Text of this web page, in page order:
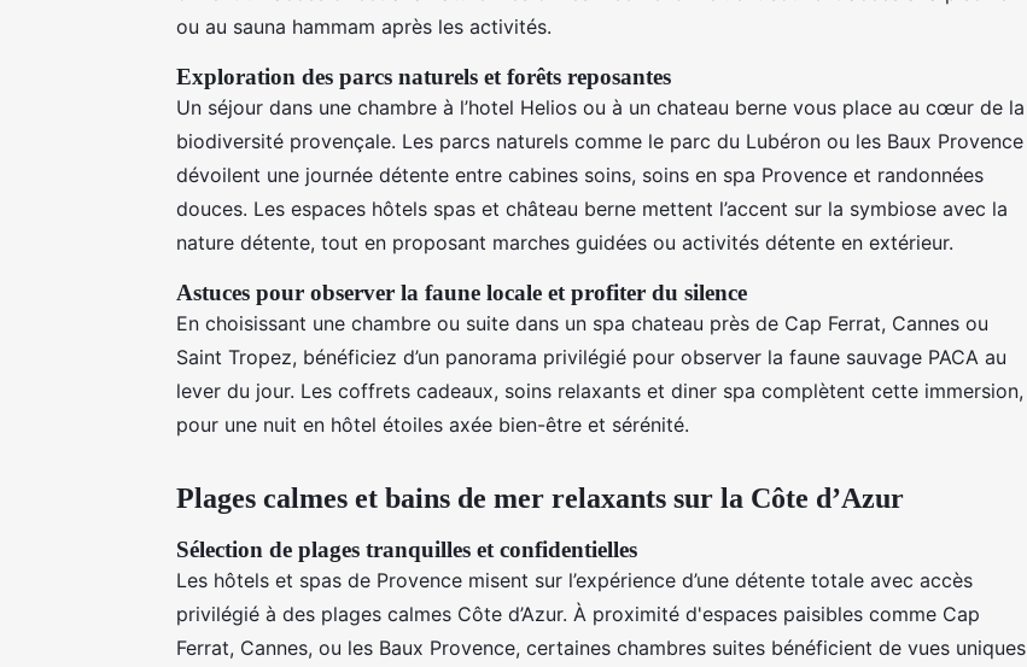
ou au sauna hammam après les activités.
Exploration des parcs naturels et forêts reposantes
Un séjour dans une chambre à l’hotel Helios ou à un chateau berne vous place au cœur de la
biodiversité provençale. Les parcs naturels comme le parc du Lubéron ou les Baux Provence
dévoilent une journée détente entre cabines soins, soins en spa Provence et randonnées
douces. Les espaces hôtels spas et château berne mettent l’accent sur la symbiose avec la
nature détente, tout en proposant marches guidées ou activités détente en extérieur.
Astuces pour observer la faune locale et profiter du silence
En choisissant une chambre ou suite dans un spa chateau près de Cap Ferrat, Cannes ou
Saint Tropez, bénéficiez d’un panorama privilégié pour observer la faune sauvage PACA au
lever du jour. Les coffrets cadeaux, soins relaxants et diner spa complètent cette immersion,
pour une nuit en hôtel étoiles axée bien-être et sérénité.
Plages calmes et bains de mer relaxants sur la Côte d’Azur
Sélection de plages tranquilles et confidentielles
Les hôtels et spas de Provence misent sur l’expérience d’une détente totale avec accès
privilégié à des plages calmes Côte d’Azur. À proximité d'espaces paisibles comme Cap
Ferrat, Cannes, ou les Baux Provence, certaines chambres suites bénéficient de vues uniques